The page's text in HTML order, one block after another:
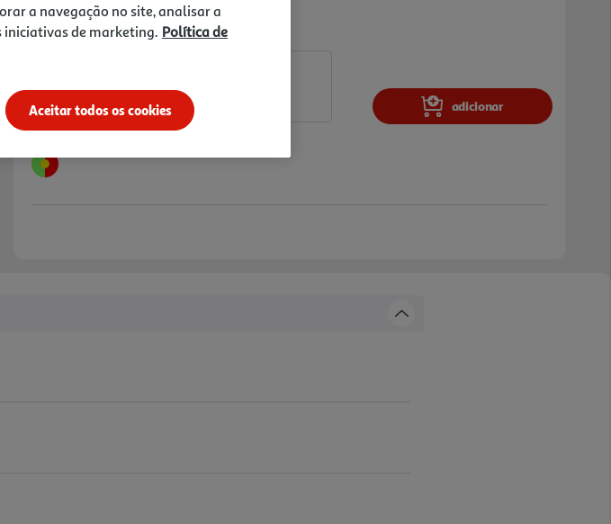
Notas de preparação
adicionar
a navegação no site, analisar a
iniciativas de marketing. Política de
Aceitar todos os cookies